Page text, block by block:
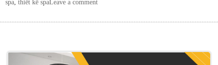
spa ,thiết kế spaLeave a comment